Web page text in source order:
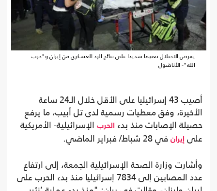
يفرض الاحتلال تعتيما شديدا على نتائج الرد العسكري من إيران و"حزب
الله"- الأناضول
أصيب 43 إسرائيليا على الأقل خلال الـ24 ساعة
الأخيرة، وفق معطيات رسمية لدى تل أبيب، ما يرفع
حصيلة الإصابات منذ بدء الحرب الإسرائيلية- الأمريكية
على إيران في 28 شباط/ فبراير الماضي.
وأشارت وزارة الصحة الإسرائيلية الجمعة، إلى ارتفاع
عدد المصابين إلى 7834 إسرائيليا منذ بدء الحرب على